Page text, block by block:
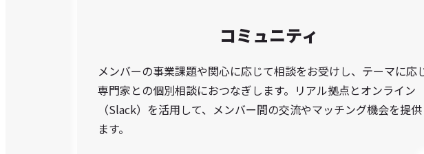
コミュニティ
メンバーの事業課題や関心に応じて相談をお受けし、テーマに応
専門家との個別相談におつなぎします。リアル拠点とオンライン
（Slack）を活用して、メンバー間の交流やマッチング機会を提供
ます。